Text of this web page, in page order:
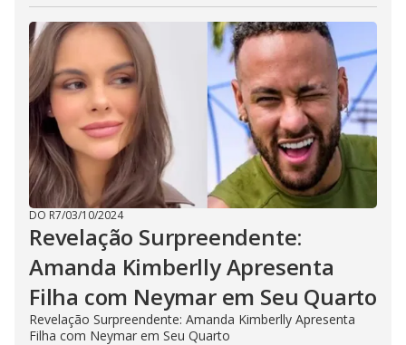
DO R7/03/10/2024
Revelação Surpreendente:
Amanda Kimberlly Apresenta
Filha com Neymar em Seu Quarto
Revelação Surpreendente: Amanda Kimberlly Apresenta
Filha com Neymar em Seu Quarto